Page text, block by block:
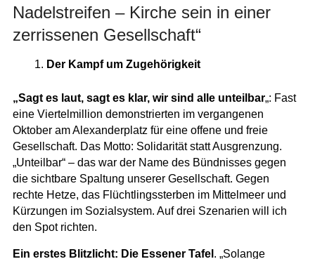
Nadelstreifen – Kirche sein in einer
zerrissenen Gesellschaft“
Der Kampf um Zugehörigkeit
„Sagt es laut, sagt es klar, wir sind alle unteilbar„: Fast
eine Viertelmillion demonstrierten im vergangenen
Oktober am Alexanderplatz für eine offene und freie
Gesellschaft. Das Motto: Solidarität statt Ausgrenzung.
„Unteilbar“ – das war der Name des Bündnisses gegen
die sichtbare Spaltung unserer Gesellschaft. Gegen
rechte Hetze, das Flüchtlingssterben im Mittelmeer und
Kürzungen im Sozialsystem. Auf drei Szenarien will ich
den Spot richten.
Ein erstes Blitzlicht: Die Essener Tafel . „Solange